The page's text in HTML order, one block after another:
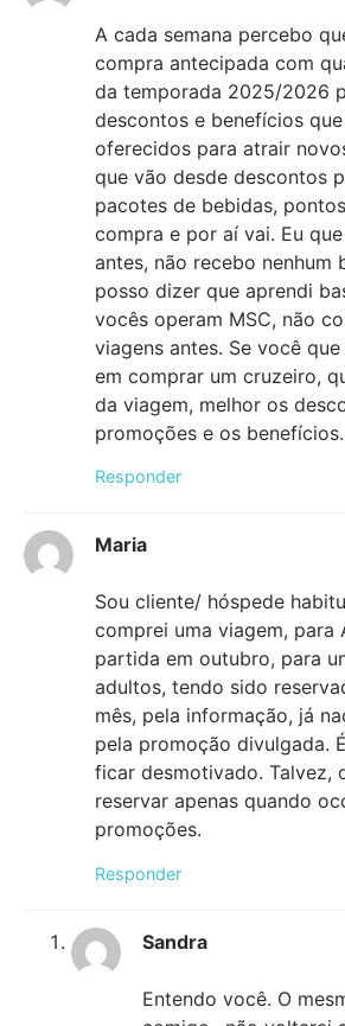
A cada semana percebo
compra antecipada com
da temporada 2025/2026
descontos e benefícios
oferecidos para atrair
que vão desde descontos
pacotes de bebidas,
compra e por aí vai. Eu
antes, não recebo nenhum
posso dizer que aprendi
vocês operam MSC, não
viagens antes. Se você
em comprar um cruzeiro,
da viagem, melhor os
promoções e os
Responder
Maria
Sou cliente/ hóspede
comprei uma viagem, para
partida em outubro, para
adultos, tendo sido
mês, pela informação, já
pela promoção divulgada.
ficar desmotivado. Talvez,
reservar apenas quando
promoções.
Responder
Sandra
Entendo você. O